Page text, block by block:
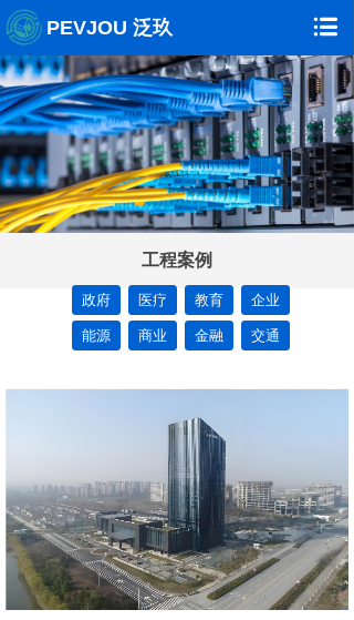
工程案例
政府 医疗 教育 企业
能源 商业 金融 交通
PEVJOU 泛玖